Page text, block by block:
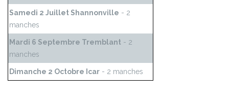
Samedi 2 Juillet Shannonville - 2
manches
Mardi 6 Septembre Tremblant - 2
manches
Dimanche 2 Octobre Icar - 2 manches